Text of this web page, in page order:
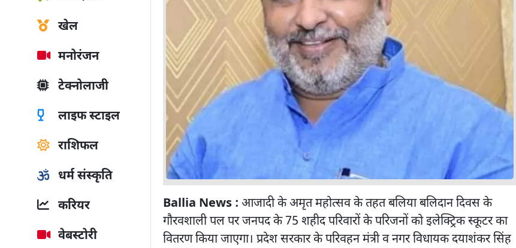
खेल
मनोरंजन
टेक्नोलाजी
लाइफ स्टाइल
राशिफल
धर्म संस्कृति
करियर
वेबस्टोरी
Ballia News : आजादी के अमृत महोत्सव के तहत बलिया बलिदान दिवस के
गौरवशाली पल पर जनपद के 75 शहीद परिवारों के परिजनों को इलेक्ट्रिक स्कूटर का
वितरण किया जाएगा। प्रदेश सरकार के परिवहन मंत्री व नगर विधायक दयाशंकर सिंह